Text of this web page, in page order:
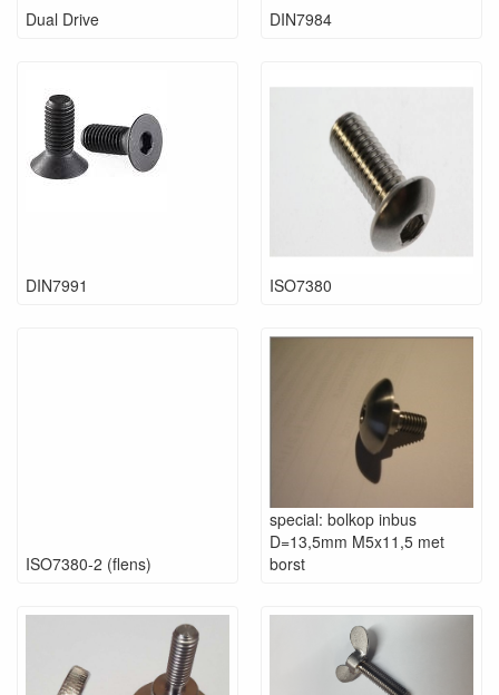
Dual Drive DIN7984
DIN7991 ISO7380
ISO7380-2 (flens)
special: bolkop inbus
D=13,5mm M5x11,5 met
borst